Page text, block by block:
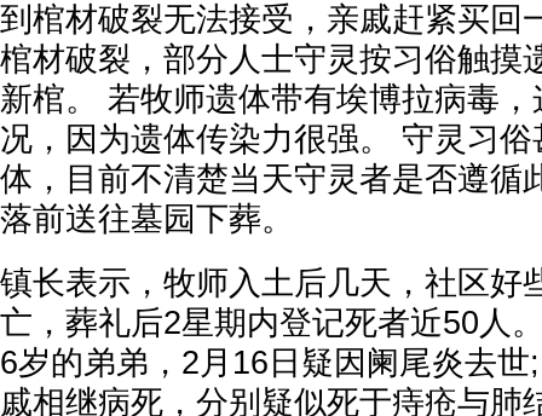
到棺材破裂无法接受，亲戚赶紧买回
棺材破裂，部分人士守灵按习俗触摸
新棺。 若牧师遗体带有埃博拉病毒
况，因为遗体传染力很强。 守灵习
体，目前不清楚当天守灵者是否遵循
落前送往墓园下葬。
镇长表示，牧师入土后几天，社区好
亡，葬礼后2星期内登记死者近50人
6岁的弟弟，2月16日疑因阑尾炎去
戚相继病死，分别疑似死于痔疮与肺